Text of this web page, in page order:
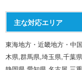
主な対応エリア
東海地方・近畿地方・中
木県,群馬県,埼玉県,千葉